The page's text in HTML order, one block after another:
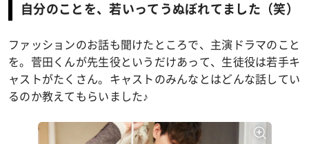
自分のことを、若いってうぬぼれてました（笑）
ファッションのお話も聞けたところで、主演ドラマのこと
を。菅田くんが先生役というだけあって、生徒役は若手キ
ャストがたくさん。キャストのみんなとはどんな話してい
るのか教えてもらいました♪